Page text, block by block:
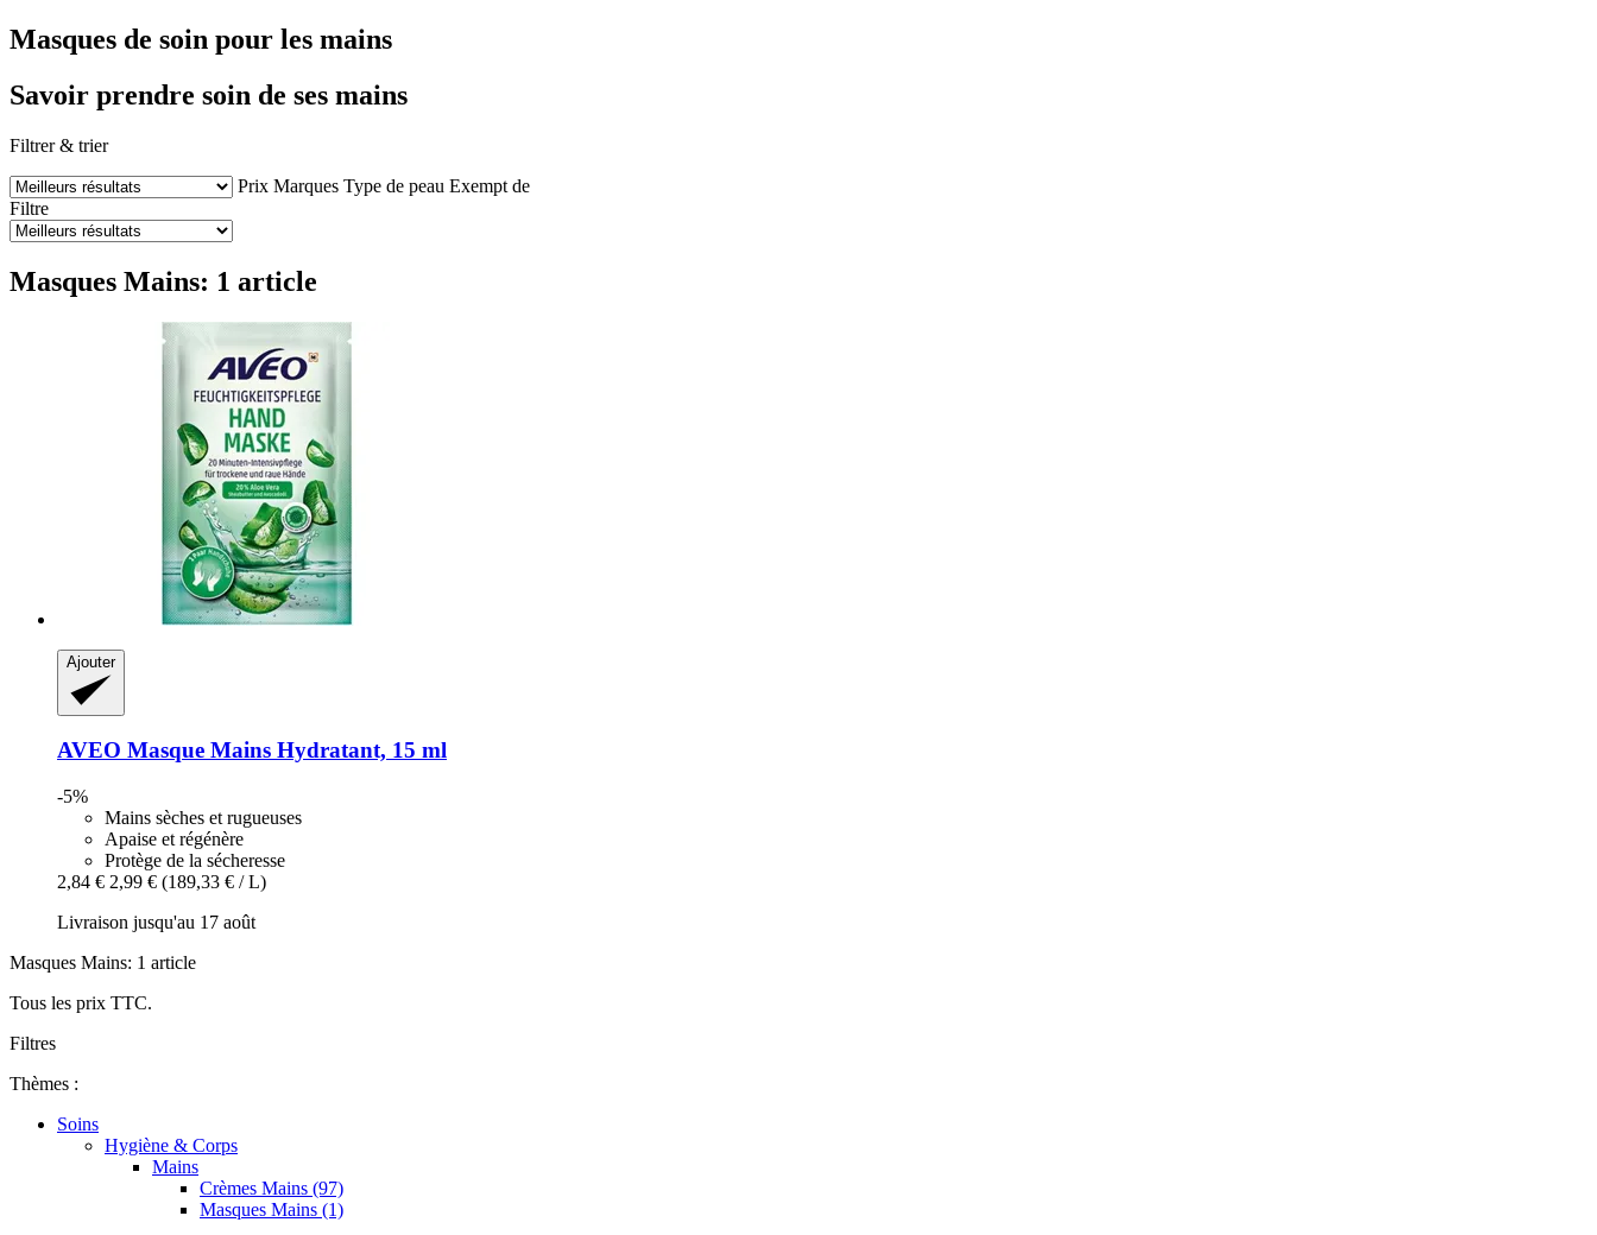
Masques de soin pour les mains
Savoir prendre soin de ses mains
Filtrer & trier
Prix Marques Type de peau Exempt de
Filtre
Masques Mains: 1 article
Ajouter
AVEO Masque Mains Hydratant, 15 ml
-5%
Mains sèches et rugueuses
Apaise et régénère
Protège de la sécheresse
2,84 € 2,99 € (189,33 € / L)
Livraison jusqu'au 17 août
Masques Mains: 1 article
Tous les prix TTC.
Filtres
Thèmes :
Soins
Hygiène & Corps
Mains
Crèmes Mains (97)
Masques Mains (1)